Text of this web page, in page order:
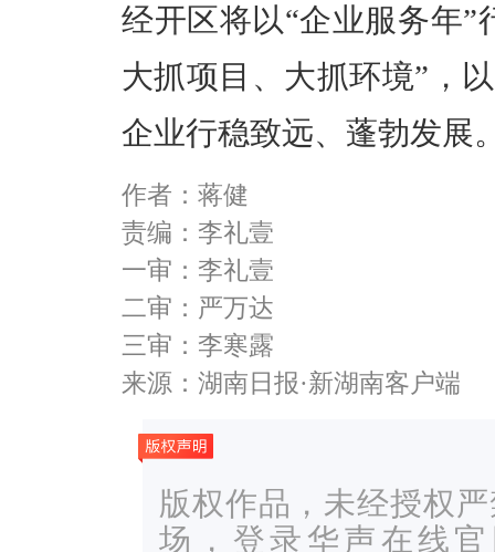
经开区将以“企业服务年”
大抓项目、大抓环境”，
企业行稳致远、蓬勃发展
作者：蒋健
责编：李礼壹
一审：李礼壹
二审：严万达
三审：李寒露
来源：湖南日报·新湖南客户端
版权作品，未经授权
场，登录华声在线官